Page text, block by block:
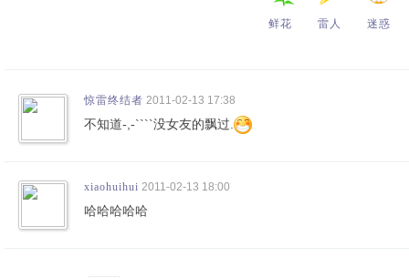
鲜花 雷人 迷惑
惊雷终结者 2011-02-13 17:38
不知道-,-````没女友的飘过.
xiaohuihui 2011-02-13 18:00
哈哈哈哈哈